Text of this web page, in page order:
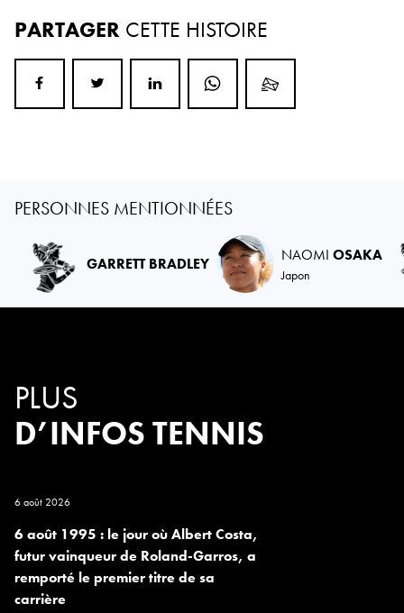
PARTAGER CETTE HISTOIRE
PERSONNES MENTIONNÉES
GARRETT BRADLEY NAOMI OSAKA
Japon
PLUS
D’INFOS TENNIS
6 août 2026
6 août 1995 : le jour où Albert Costa,
futur vainqueur de Roland-Garros, a
remporté le premier titre de sa
carrière